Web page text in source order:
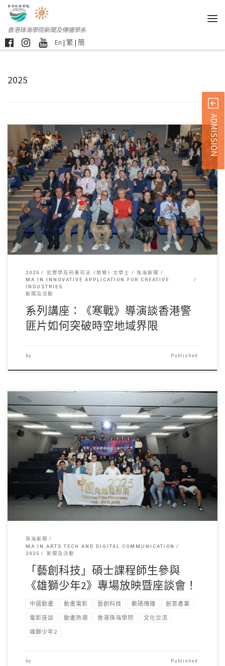
香港珠海學院新聞及傳播學系
En | 繁 | 簡
2025
《寒戰》導演陸劍青為 […]
2025 犯罪學及刑事司法（榮譽）文學士
珠海新聞
MA IN INNOVATIVE APPLICATION FOR CREATIVE
INDUSTRIES
新聞及活動
系列講座：《寒戰》導演談香港警
匪片如何突破時空地域界限
by Published
十月上旬，「藝創科技 […]
珠海新聞
MA IN ARTS TECH AND DIGITAL COMMUNICATION
2025
新聞及活動
「藝創科技」碩士課程師生參與
《雄獅少年2》專場放映暨座談會！
中國動畫 動畫電影 藝創科技 數碼傳播 創意產業
電影座談 動畫熱潮 香港珠海學院 文化交流
雄獅少年2
by Published
ADMISSION